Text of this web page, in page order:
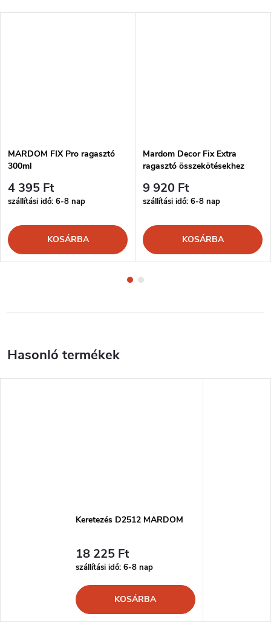
MARDOM FIX Pro ragasztó
300ml
4 395 Ft
szállítási idő: 6-8 nap
KOSÁRBA
Mardom Decor Fix Extra
ragasztó összekötésekhez
9 920 Ft
szállítási idő: 6-8 nap
KOSÁRBA
Keretezés D2512 MARDOM
18 225 Ft
szállítási idő: 6-8 nap
KOSÁRBA